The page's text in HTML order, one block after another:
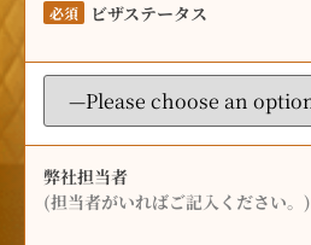
必須 ビザステータス
弊社担当者
(担当者がいればご記入ください。)